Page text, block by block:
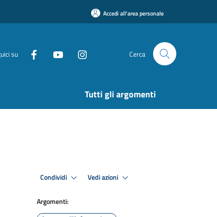
Accedi all'area personale
su Cerca
Tutti gli argomenti
Condividi Vedi azioni
Argomenti: